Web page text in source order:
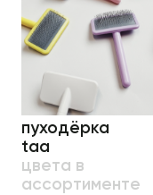
пуходёрка
taa
цвета в
ассортименте